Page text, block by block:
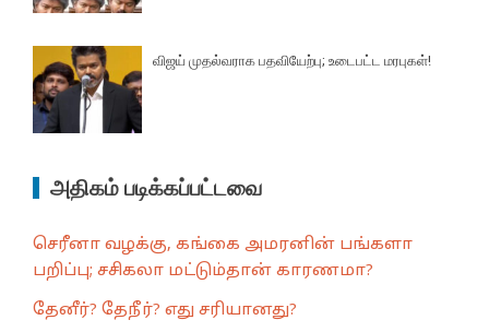
விஜய் முதல்வராக பதவியேற்பு; உடைபட்ட மரபுகள்!
அதிகம் படிக்கப்பட்டவை
செரீனா வழக்கு, கங்கை அமரனின் பங்களா
பறிப்பு; சசிகலா மட்டும்தான் காரணமா?
தேனீர்? தேநீர்? எது சரியானது?